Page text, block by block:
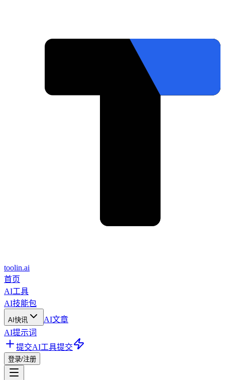
toolin.ai
首页
AI工具
AI技能包
AI快讯
AI文章
AI提示词
提交AI工具提交
登录/注册